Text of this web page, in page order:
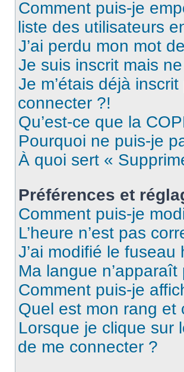
Comment puis-je
liste des utilisateurs
J’ai perdu mon mot
Je suis inscrit mais
Je m’étais déjà
connecter ?!
Qu’est-ce que la
Pourquoi ne puis-je
À quoi sert «
Préférences et
Comment puis-je
L’heure n’est pas
J’ai modifié le fuseau
Ma langue
Comment puis-je
Quel est mon rang et
Lorsque je clique sur
de me connecter ?